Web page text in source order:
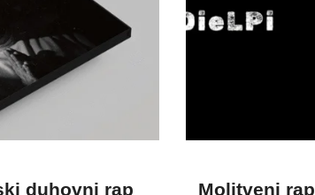
duhovni rap
Molitveni